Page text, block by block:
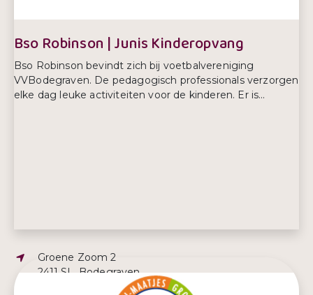
Bso Robinson | Junis Kinderopvang
Bso Robinson bevindt zich bij voetbalvereniging
VVBodegraven. De pedagogisch professionals verzorgen
elke dag leuke activiteiten voor de kinderen. Er is...
Adres:
Groene Zoom 2
2411 SL, Bodegraven